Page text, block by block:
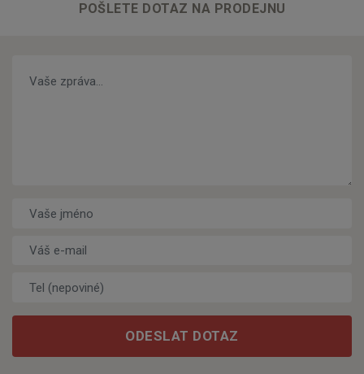
POŠLETE DOTAZ NA PRODEJNU
Vaše jméno
Váš e-mail *
Tel (nepoviné)
ODESLAT DOTAZ